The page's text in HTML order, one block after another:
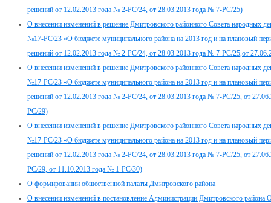
решений от 12.02.2013 года № 2-РС/24, от 28.03.2013 года № 7-РС/25)
О внесении изменений в решение Дмитровского районного Совета народных
№17-РС/23 «О бюджете муниципального района на 2013 год и на плановый
решений от 12.02.2013 года № 2-РС/24, от 28.03.2013 года № 7-РС/25,от
О внесении изменений в решение Дмитровского районного Совета народных
№17-РС/23 «О бюджете муниципального района на 2013 год и на плановый
решений от 12.02.2013 года № 2-РС/24, от 28.03.2013 года № 7-РС/25, от
РС/29)
О внесении изменений в решение Дмитровского районного Совета народных
№17-РС/23 «О бюджете муниципального района на 2013 год и на плановый
решений от 12.02.2013 года № 2-РС/24, от 28.03.2013 года № 7-РС/25, от
РС/29, от 11.10.2013 года № 1-РС/30)
О формировании общественной палаты Дмитровского района
О внесении изменений в постановление Администрации Дмитровского